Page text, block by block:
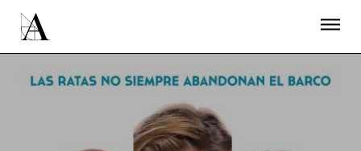
ÚNETE A LA ACADEMIA DE CINE
NEWSLETTER